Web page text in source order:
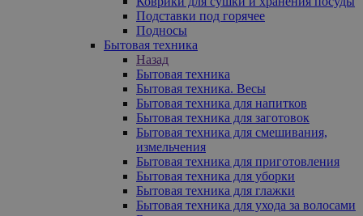
Подставки под горячее
Подносы
Бытовая техника
Назад
Бытовая техника
Бытовая техника. Весы
Бытовая техника для напитков
Бытовая техника для заготовок
Бытовая техника для смешивания,
измельчения
Бытовая техника для приготовления
Бытовая техника для уборки
Бытовая техника для глажки
Бытовая техника для ухода за волосами